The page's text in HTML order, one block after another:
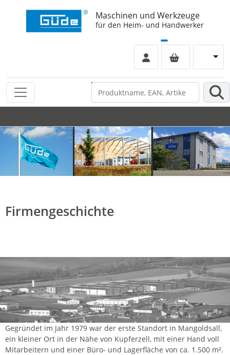
Maschinen und Werkzeuge
für den Heim- und Handwerker
Firmengeschichte
Gegründet im Jahr 1979 war der erste Standort in Mangoldsall,
ein kleiner Ort in der Nähe von Kupferzell, mit einer Hand voll
Mitarbeitern und einer Büro- und Lagerfläche von ca. 1.500 m².